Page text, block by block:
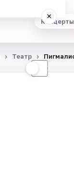
Концерты
×
☾
Театр